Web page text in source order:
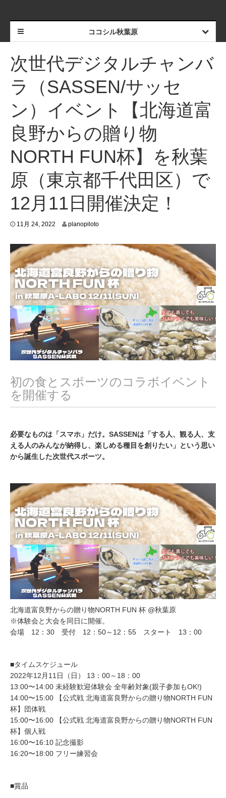
ココシル秋葉原
次世代デジタルチャンバ
ラ（SASSEN/サッセ
ン）イベント【北海道富
良野からの贈り物
NORTH FUN杯】を秋葉
原（東京都千代田区）で
12月11日開催決定！
11月 24, 2022
,
2
0
2
2
planopiloto
初の食とスポーツのコラボイベント
を開催する
必要なものは「スマホ」だけ。SASSENは「する人、観る人、支
える人のみんなが納得し、楽しめる種目を創りたい」という思い
から誕生した次世代スポーツ。
北海道富良野からの贈り物NORTH FUN 杯 @秋葉原
※体験会と大会を同日に開催。
会場 12：30 受付 12：50～12：55 スタート 13：00
■タイムスケジュール
2022年12月11日（日） 13：00～18：00
13:00〜14:00 未経験歓迎体験会 全年齢対象(親子参加もOK!)
14:00〜15:00 【公式戦 北海道富良野からの贈り物NORTH FUN
杯】団体戦
15:00〜16:00 【公式戦 北海道富良野からの贈り物NORTH FUN
杯】個人戦
16:00〜16:10 記念撮影
16:20〜18:00 フリー練習会
■賞品